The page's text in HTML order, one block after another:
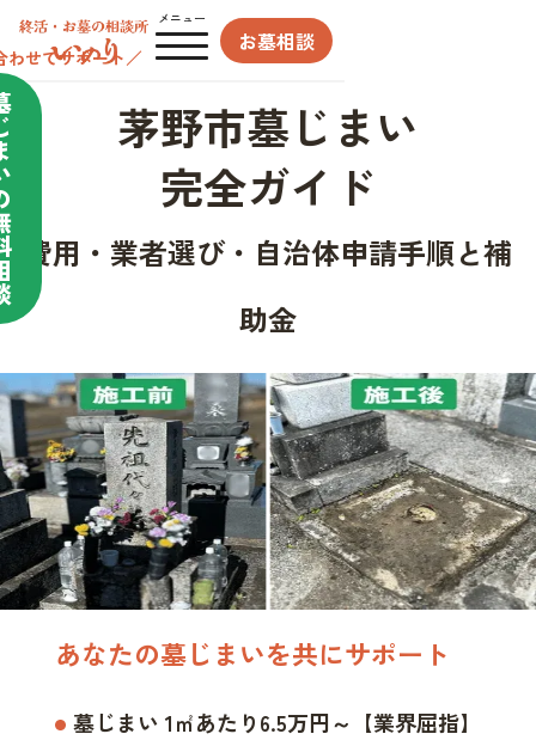
メニュー
お墓相談
わせてサポート／
茅野市墓じまい
完全ガイド
費用・業者選び・自治体申請手順と補
助金
あなたの墓じまいを共にサポート
墓じまい 1㎡あたり6.5万円～【業界屈指】